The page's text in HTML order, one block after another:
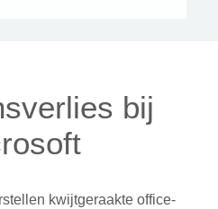
bij
kwijtgeraakte office-